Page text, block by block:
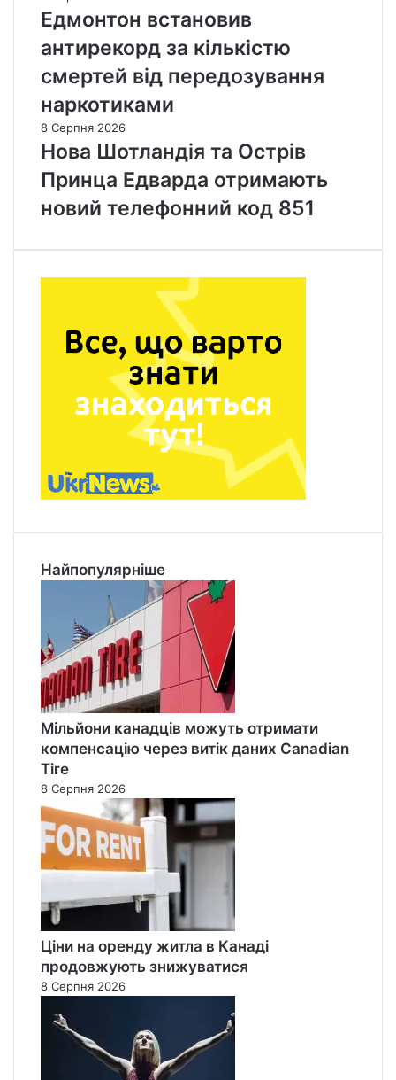
Едмонтон встановив
антирекорд за кількістю
смертей від передозування
наркотиками
8 Серпня 2026
Нова Шотландія та Острів
Принца Едварда отримають
новий телефонний код 851
Найпопулярніше
Мільйони канадців можуть отримати
компенсацію через витік даних Canadian
Tire
8 Серпня 2026
Ціни на оренду житла в Канаді
продовжують знижуватися
8 Серпня 2026